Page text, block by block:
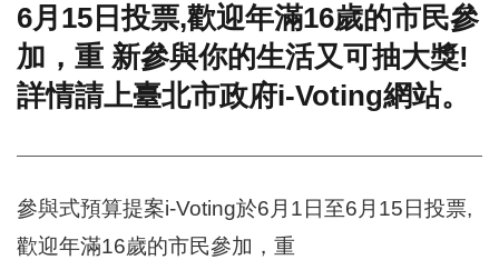
牌
整
合
檢
索
統
文
化
局
6月15日投票,歡迎年滿16歲的市民參
加，重 新參與你的生活又可抽大獎!
詳情請上臺北市政府i-Voting網站。
參與式預算提案i-Voting於6月1日至6月15日投票,
歡迎年滿16歲的市民參加，重